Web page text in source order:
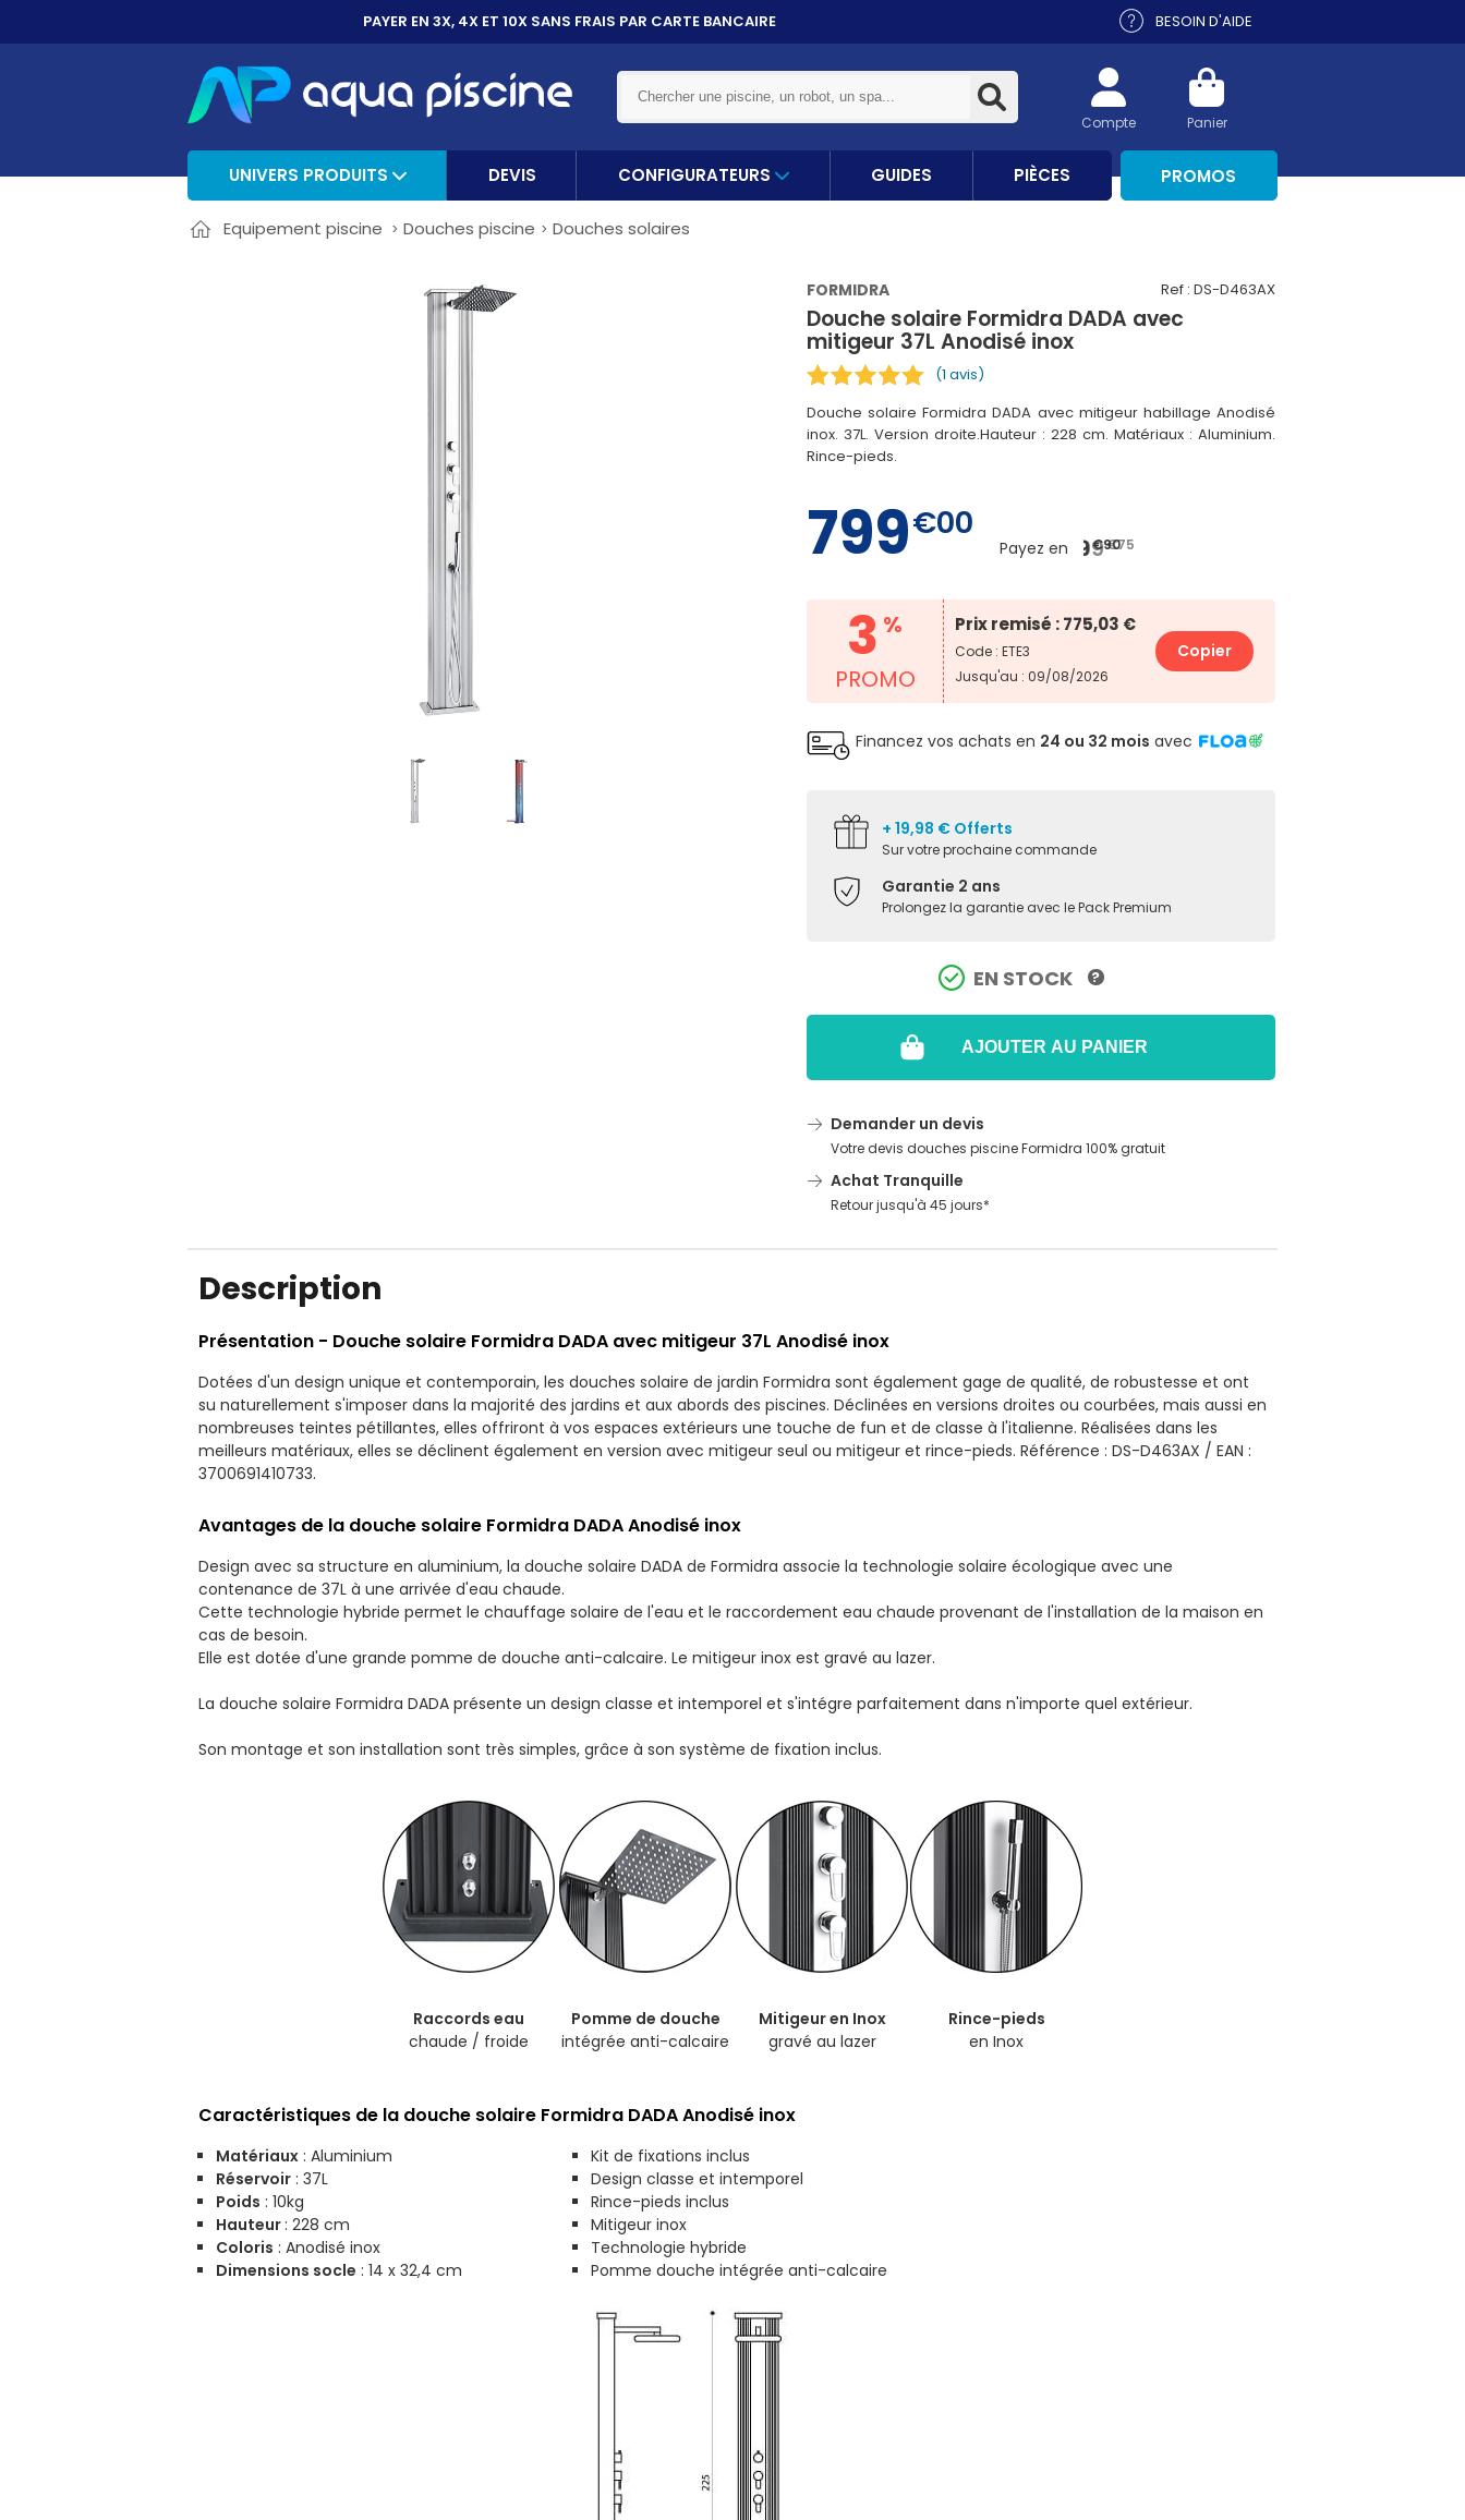
PAYER EN 3X, 4X ET 10XSANS FRAIS PAR CARTE BANCAIRE BESOIN D'AIDE
Panier
Compte
UNIVERS PRODUITS DEVIS CONFIGURATEURS GUIDES PIÈCES PROMOS
Equipement piscine Douches piscine Douches solaires
FORMIDRA Ref : DS-D463AX
Douche solaire Formidra DADA avec
mitigeur 37L Anodisé inox
(1 avis)
Douche solaire Formidra DADA avec mitigeur habillage Anodisé
inox. 37L. Version droite.Hauteur : 228 cm. Matériaux : Aluminium.
Rince-pieds.
799€00
Payez en
266 €33
199 €75 10x 79
3 %
PROMO
Prix remisé : 775,03 €
Code : ETE3
Jusqu'au : 09/08/2026
Copier
Financez vos achats en 24 ou 32 mois avec
+ 19,98 € Offerts
Sur votre prochaine commande
Garantie 2 ans
Prolongez la garantie avec le Pack Premium
EN STOCK ?
AJOUTER AU PANIER
Demander un devis
Votre devis douches piscine Formidra 100% gratuit
Achat Tranquille
Retour jusqu'à 45 jours*
Description
Présentation - Douche solaire Formidra DADA avec mitigeur 37L Anodisé inox
Dotées d'un design unique et contemporain, les douches solaire de jardin Formidra sont également gage de qualité, de robustesse et ont
su naturellement s'imposer dans la majorité des jardins et aux abords des piscines. Déclinées en versions droites ou courbées, mais aussi en
nombreuses teintes pétillantes, elles offriront à vos espaces extérieurs une touche de fun et de classe à l'italienne. Réalisées dans les
meilleurs matériaux, elles se déclinent également en version avec mitigeur seul ou mitigeur et rince-pieds. Référence : DS-D463AX / EAN :
3700691410733.
Avantages de la douche solaire Formidra DADA Anodisé inox
Design avec sa structure en aluminium, la douche solaire DADA de Formidra associe la technologie solaire écologique avec une
contenance de 37L à une arrivée d'eau chaude.
Cette technologie hybride permet le chauffage solaire de l'eau et le raccordement eau chaude provenant de l'installation de la maison en
cas de besoin.
Elle est dotée d'une grande pomme de douche anti-calcaire. Le mitigeur inox est gravé au lazer.
La douche solaire Formidra DADA présente un design classe et intemporel et s'intégre parfaitement dans n'importe quel extérieur.
Son montage et son installation sont très simples, grâce à son système de fixation inclus.
Raccords eau
chaude / froide
Pomme de douche
intégrée anti-calcaire
Mitigeur en Inox
gravé au lazer
Rince-pieds
en Inox
Caractéristiques de la douche solaire Formidra DADA Anodisé inox
Matériaux : Aluminium
Réservoir : 37L
Poids : 10kg
Hauteur : 228 cm
Coloris : Anodisé inox
Dimensions socle : 14 x 32,4 cm
Kit de fixations inclus
Design classe et intemporel
Rince-pieds inclus
Mitigeur inox
Technologie hybride
Pomme douche intégrée anti-calcaire